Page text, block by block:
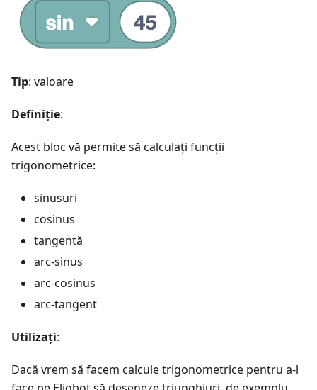
Tip: valoare
Definiție:
Acest bloc vă permite să calculați funcții
trigonometrice:
sinusuri
cosinus
tangentă
arc-sinus
arc-cosinus
arc-tangent
Utilizați:
Dacă vrem să facem calcule trigonometrice pentru a-l